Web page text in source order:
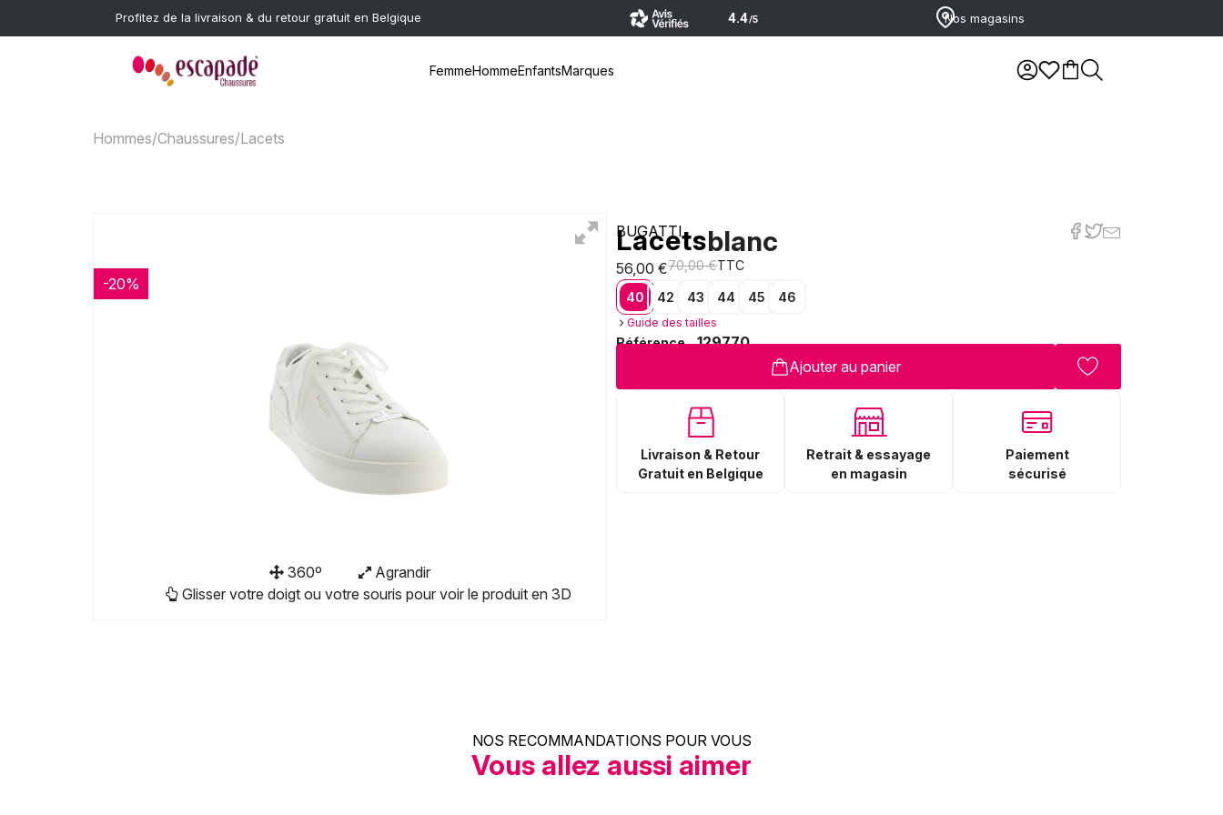
Profitez de la livraison & du retour gratuit en Belgique Nos magasins
FemmeHommeEnfantsMarques
Hommes/Chaussures/Lacets
-20%
360º
Agrandir
Glisser votre doigt ou votre souris pour voir le produit en 3D
BUGATTI
Lacetsblanc
56,00 €70,00 €TTC
40 42 43 44 45 46
Guide des tailles
Référence 129770
Ajouter au panier
Livraison & Retour
Gratuit en Belgique
Retrait & essayage
en magasin
Paiement
sécurisé
NOS RECOMMANDATIONS POUR VOUS
Vous allez aussi aimer